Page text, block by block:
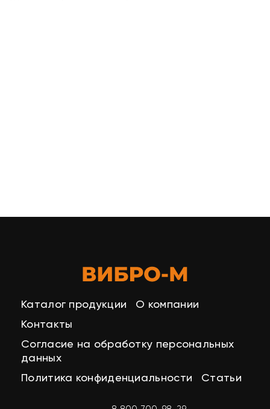
Каталог продукции
О компании
Контакты
Согласие на обработку персональных
данных
Политика конфиденциальности
Статьи